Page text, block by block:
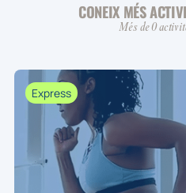
CONEIX MÉS
Més de 0
Express